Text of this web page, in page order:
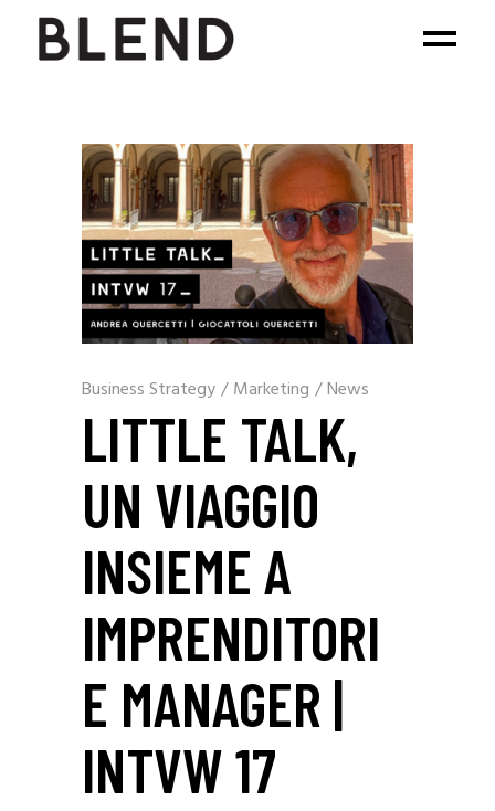
Business Strategy/ Marketing /News
LITTLE TALK,
UN VIAGGIO
INSIEME A
IMPRENDITORI
E MANAGER |
INTVW 17